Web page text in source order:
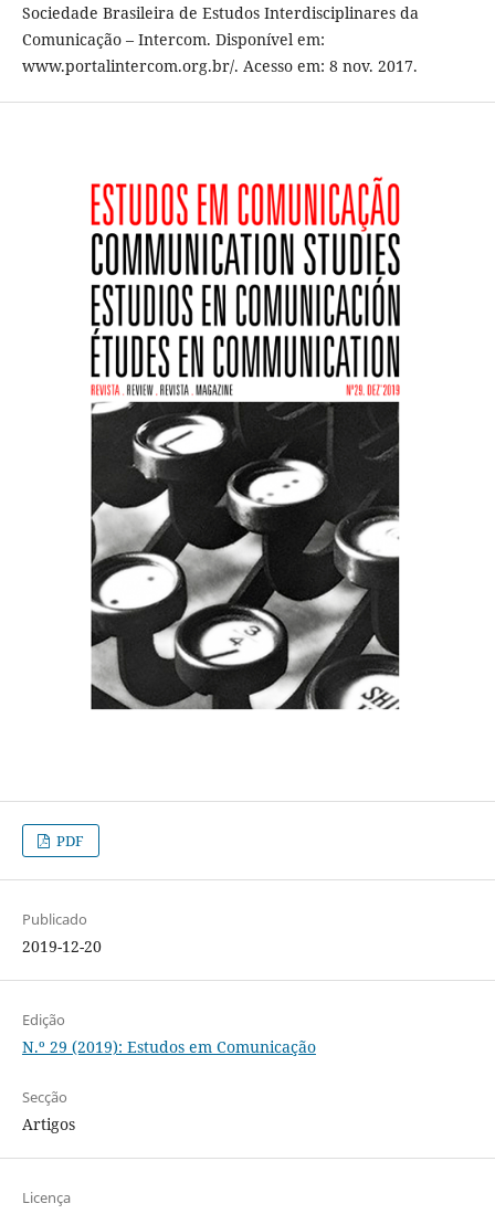
Sociedade Brasileira de Estudos Interdisciplinares da
Comunicação – Intercom. Disponível em:
www.portalintercom.org.br/. Acesso em: 8 nov. 2017.
PDF
Publicado
2019-12-20
Edição
N.º 29 (2019): Estudos em Comunicação
Secção
Artigos
Licença